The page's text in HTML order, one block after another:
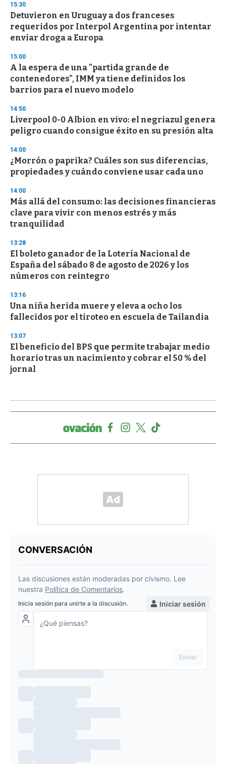
d
s
o
f
3
s
e
c
o
n
15:30
Detuvieron en Uruguay a dos franceses
requeridos por Interpol Argentina por intentar
enviar droga a Europa
15:00
A la espera de una "partida grande de
contenedores", IMM ya tiene definidos los
barrios para el nuevo modelo
14:50
Liverpool 0-0 Albion en vivo: el negriazul genera
peligro cuando consigue éxito en su presión alta
14:00
¿Morrón o paprika? Cuáles son sus diferencias,
propiedades y cuándo conviene usar cada uno
14:00
Más allá del consumo: las decisiones financieras
clave para vivir con menos estrés y más
tranquilidad
13:28
El boleto ganador de la Lotería Nacional de
España del sábado 8 de agosto de 2026 y los
números con reintegro
13:16
Una niña herida muere y eleva a ocho los
fallecidos por el tiroteo en escuela de Tailandia
13:07
El beneficio del BPS que permite trabajar medio
horario tras un nacimiento y cobrar el 50 % del
jornal